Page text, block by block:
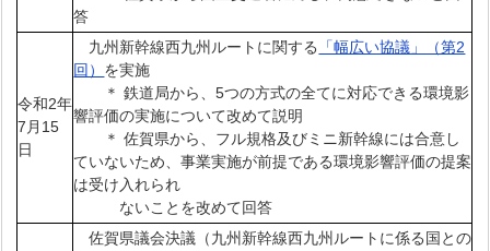
答
令和2年
7月15
日
九州新幹線西九州ルートに関する
「幅広い協議」（第2
回） を実施
＊ 鉄道局から、5つの方式の全てに対応できる環境影
響評価の実施について改めて説明
＊ 佐賀県から、フル規格及びミニ新幹線には合意し
ていないため、事業実施が前提である環境影響評価の提案
は受け入れられ
ないことを改めて回答
佐賀県議会決議（九州新幹線西九州ルートに係る国との